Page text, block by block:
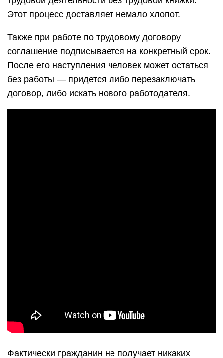
Этот процесс доставляет немало хлопот.
Также при работе по трудовому договору
соглашение подписывается на конкретный срок.
После его наступления человек может остаться
без работы — придется либо перезаключать
договор, либо искать нового работодателя.
Фактически гражданин не получает никаких